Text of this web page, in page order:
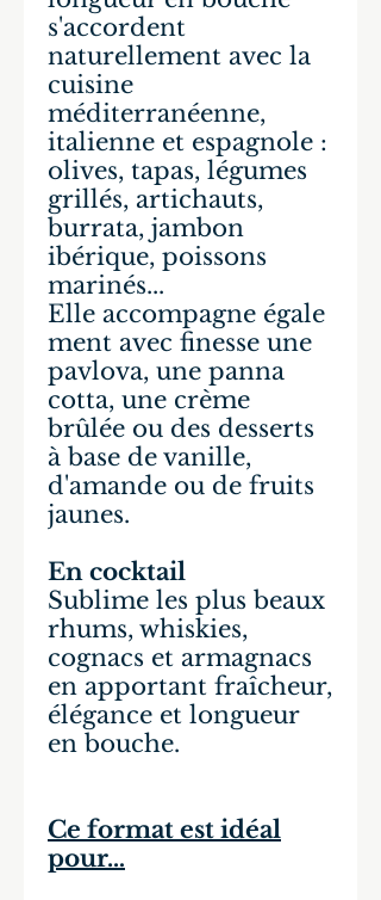
s'accordent
naturellement avec la
cuisine
méditerranéenne,
italienne et espagnole :
olives, tapas, légumes
grillés, artichauts,
burrata, jambon
ibérique, poissons
marinés...
Elle accompagne égale
ment avec finesse une
pavlova, une panna
cotta, une crème
brûlée ou des desserts
à base de vanille,
d'amande ou de fruits
jaunes.
En cocktail
Sublime les plus beaux
rhums, whiskies,
cognacs et armagnacs
en apportant fraîcheur,
élégance et longueur
en bouche.
Ce format est idéal
pour…